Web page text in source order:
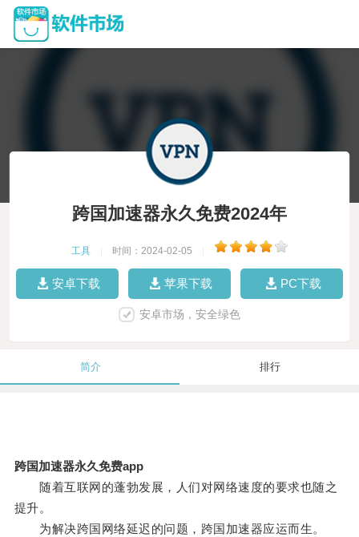
跨国加速器永久免费2024年
工具 时间：2024-02-05
安卓下载 苹果下载 PC下载
安卓市场，安全绿色
简介 排行
跨国加速器永久免费app
随着互联网的蓬勃发展，人们对网络速度的要求也随之
提升。
为解决跨国网络延迟的问题，跨国加速器应运而生。